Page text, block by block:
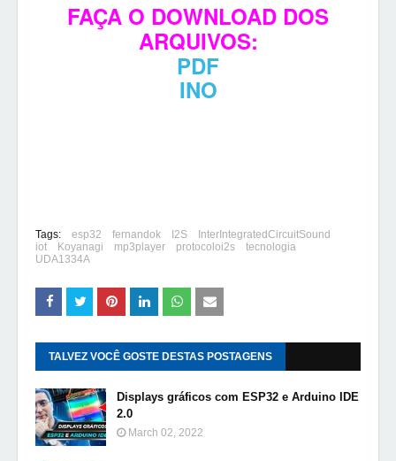
FAÇA O DOWNLOAD DOS
ARQUIVOS:
PDF
INO
Tags: esp32 fernandok I2S
InterIntegratedCircuitSound
iot
Koyanagi mp3player protocoloi2s
tecnologia
UDA1334A
TALVEZ VOCÊ GOSTE DESTAS POSTAGENS
Displays gráficos com ESP32 e Arduino IDE
2.0
March 02, 2022